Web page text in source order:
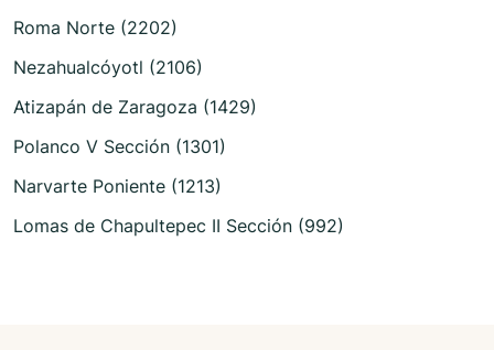
Roma Norte (2202)
Nezahualcóyotl (2106)
Atizapán de Zaragoza (1429)
Polanco V Sección (1301)
Narvarte Poniente (1213)
Lomas de Chapultepec II Sección (992)